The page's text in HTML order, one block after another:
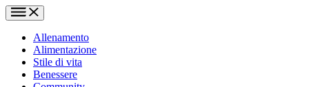
Allenamento
Alimentazione
Stile di vita
Benessere